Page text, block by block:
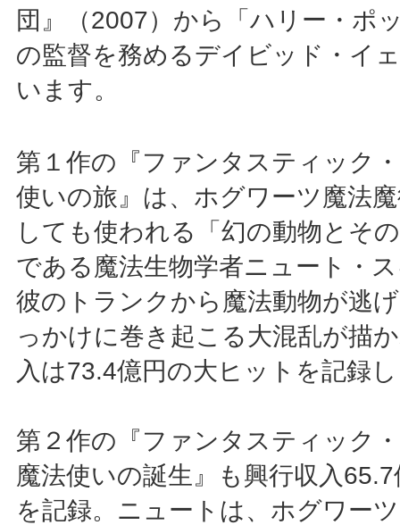
団』（2007）から「ハリー・ポ
の監督を務めるデイビッド・イ
います。
第１作の『ファンタスティック
使いの旅』は、ホグワーツ魔法
しても使われる「幻の動物とそ
である魔法生物学者ニュート・
彼のトランクから魔法動物が逃
っかけに巻き起こる大混乱が描
入は73.4億円の大ヒットを記録
第２作の『ファンタスティック
魔法使いの誕生』も興行収入
を記録。ニュートは、ホグワー